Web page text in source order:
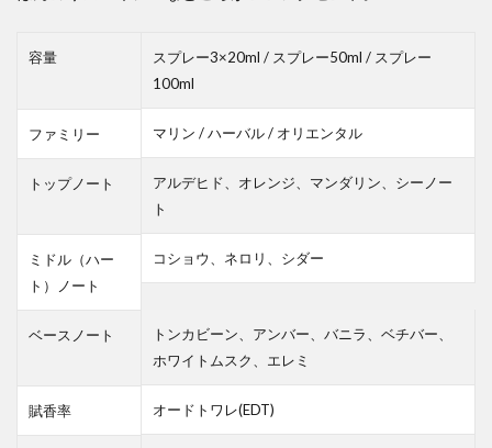
容量
スプレー3×20ml / スプレー50ml / スプレー
100ml
ファミリー マリン / ハーバル / オリエンタル
トップノート
アルデヒド、オレンジ、マンダリン、シーノー
ト
ミドル（ハー
ト）ノート
コショウ、ネロリ、シダー
ベースノート
トンカビーン、アンバー、バニラ、ベチバー、
ホワイトムスク、エレミ
賦香率 オードトワレ(EDT)